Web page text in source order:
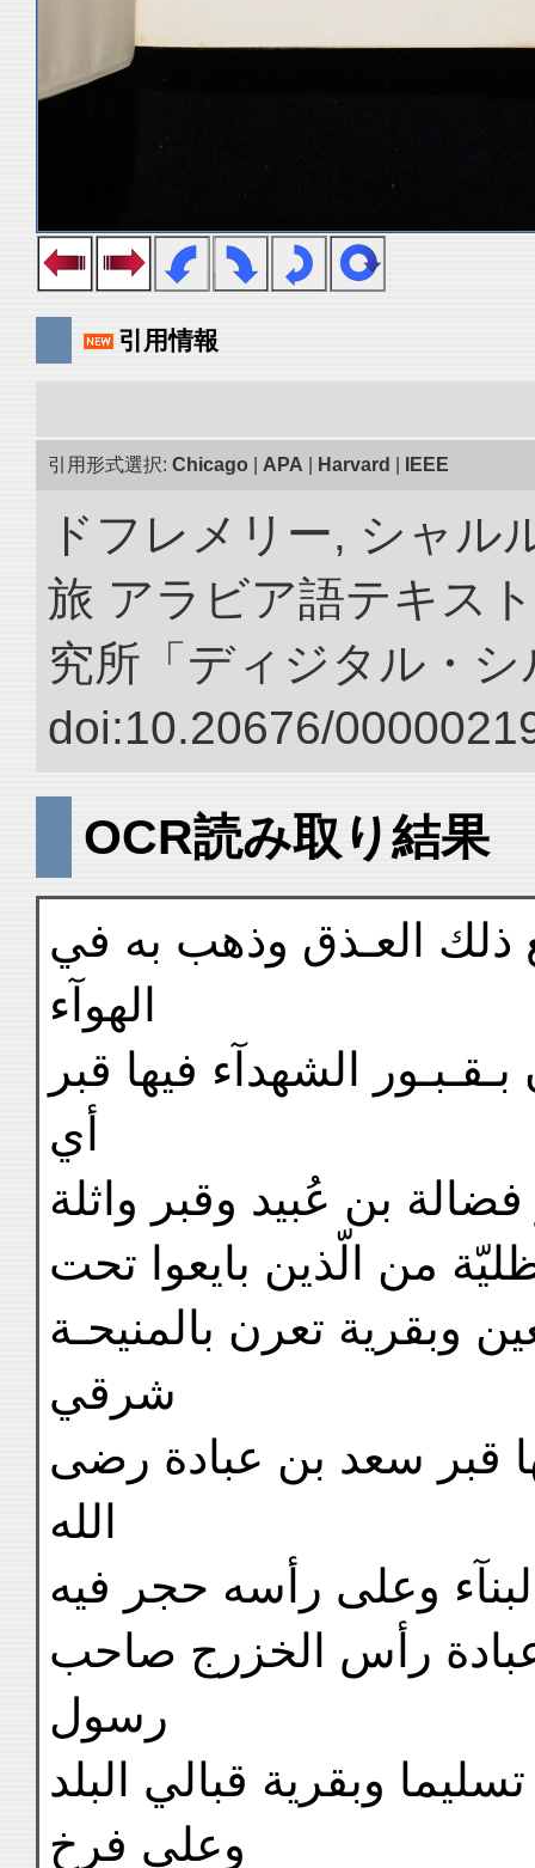
引用情報
引用形式選択: Chicago APA Harvard IEEE
ドフレメリー, シャル
旅 アラビア語テキス
究所「ディジタル・
doi:10.20676/
OCR読み取り結果
ذلك العـذق وذهب به في
الهوآء
الشهدآء فيها قبر
أي
بن عُبيد وقبر واثلة
من الّذين بايعوا تحت
وبقرية تعرن بالمنيحـة
شرقي
قبر سعد بن عبادة رضى
الله
وعلى رأسه حجر فيه
رأس الخزرج صاحب
رسول
وبقرية قبالي البلد
وعلى فرخ